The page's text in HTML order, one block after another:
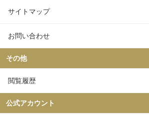
サイトマップ
お問い合わせ
その他
閲覧履歴
公式アカウント